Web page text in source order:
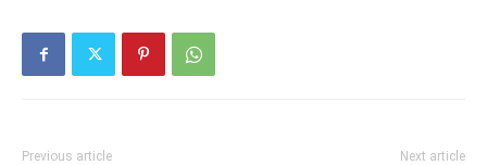
Previous article Next article